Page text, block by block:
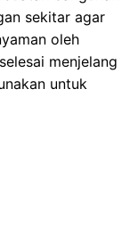
sekitar agar
oleh
menjelang
untuk